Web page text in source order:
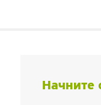
Начните